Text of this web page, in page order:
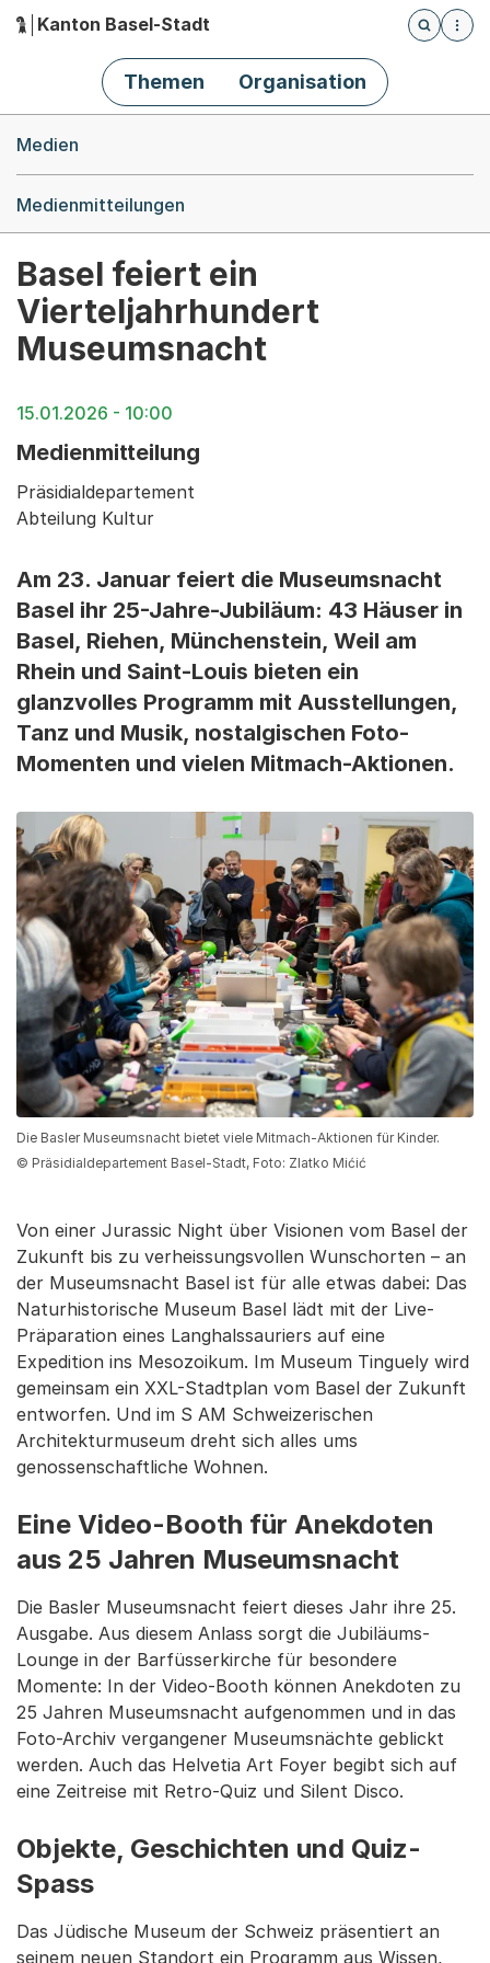
Hauptnavigation
Kanton Basel-Stadt
Öffnet
Themen Organisation
Medien
Medienmitteilungen
Basel feiert ein
Vierteljahrhundert
Museumsnacht
15.01.2026 - 10:00
Medienmitteilung
Präsidialdepartement
Abteilung Kultur
Am 23. Januar feiert die Museumsnacht
Basel ihr 25-Jahre-Jubiläum: 43 Häuser in
Basel, Riehen, Münchenstein, Weil am
Rhein und Saint-Louis bieten ein
glanzvolles Programm mit Ausstellungen,
Tanz und Musik, nostalgischen Foto-
Momenten und vielen Mitmach-Aktionen.
Die Basler Museumsnacht bietet viele Mitmach-Aktionen für Kinder.
© Präsidialdepartement Basel-Stadt, Foto: Zlatko Mićić
Von einer Jurassic Night über Visionen vom Basel der
Zukunft bis zu verheissungsvollen Wunschorten – an
der Museumsnacht Basel ist für alle etwas dabei: Das
Naturhistorische Museum Basel lädt mit der Live-
Präparation eines Langhalssauriers auf eine
Expedition ins Mesozoikum. Im Museum Tinguely wird
gemeinsam ein XXL-Stadtplan vom Basel der Zukunft
entworfen. Und im S AM Schweizerischen
Architekturmuseum dreht sich alles ums
genossenschaftliche Wohnen.
Eine Video-Booth für Anekdoten
aus 25 Jahren Museumsnacht
Die Basler Museumsnacht feiert dieses Jahr ihre 25.
Ausgabe. Aus diesem Anlass sorgt die Jubiläums-
Lounge in der Barfüsserkirche für besondere
Momente: In der Video-Booth können Anekdoten zu
25 Jahren Museumsnacht aufgenommen und in das
Foto-Archiv vergangener Museumsnächte geblickt
werden. Auch das Helvetia Art Foyer begibt sich auf
eine Zeitreise mit Retro-Quiz und Silent Disco.
Objekte, Geschichten und Quiz-
Spass
Das Jüdische Museum der Schweiz präsentiert an
seinem neuen Standort ein Programm aus Wissen,